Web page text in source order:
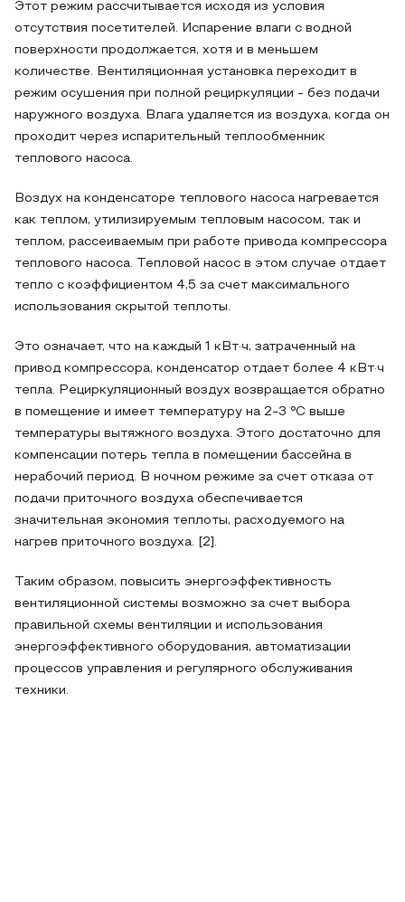
Этот режим рассчитывается исходя из условия
отсутствия посетителей. Испарение влаги с водной
поверхности продолжается, хотя и в меньшем
количестве. Вентиляционная установка переходит в
режим осушения при полной рециркуляции - без подачи
наружного воздуха. Влага удаляется из воздуха, когда он
проходит через испарительный теплообменник
теплового насоса.
Воздух на конденсаторе теплового насоса нагревается
как теплом, утилизируемым тепловым насосом, так и
теплом, рассеиваемым при работе привода компрессора
теплового насоса. Тепловой насос в этом случае отдает
тепло с коэффициентом 4,5 за счет максимального
использования скрытой теплоты.
Это означает, что на каждый 1 кВт·ч, затраченный на
привод компрессора, конденсатор отдает более 4 кВт·ч
тепла. Рециркуляционный воздух возвращается обратно
в помещение и имеет температуру на 2-3 °С выше
температуры вытяжного воздуха. Этого достаточно для
компенсации потерь тепла в помещении бассейна в
нерабочий период. В ночном режиме за счет отказа от
подачи приточного воздуха обеспечивается
значительная экономия теплоты, расходуемого на
нагрев приточного воздуха. [2].
Таким образом, повысить энергоэффективность
вентиляционной системы возможно за счет выбора
правильной схемы вентиляции и использования
энергоэффективного оборудования, автоматизации
процессов управления и регулярного обслуживания
техники.